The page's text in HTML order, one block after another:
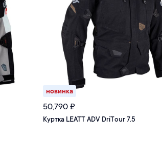
новинка
50,790 ₽
Куртка LEATT ADV DriTour 7.5